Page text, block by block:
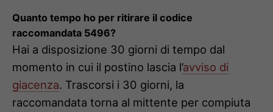
Quanto tempo ho per ritirare il codice
raccomandata 5496?
Hai a disposizione 30 giorni di tempo dal
momento in cui il postino lascia l’avviso di
giacenza. Trascorsi i 30 giorni, la
raccomandata torna al mittente per compiuta